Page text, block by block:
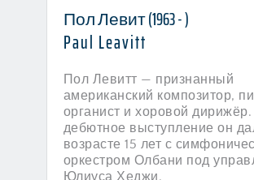
Пол Левит (1963 - )
Paul Leavitt
Пол Левитт — признанный
американский композитор,
органист и хоровой
дебютное выступление он
возрасте 15 лет с
оркестром Олбани под